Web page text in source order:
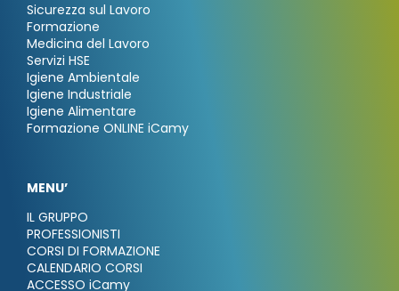
Sicurezza sul Lavoro
Formazione
Medicina del Lavoro
Servizi HSE
Igiene Ambientale
Igiene Industriale
Igiene Alimentare
Formazione ONLINE iCamy
MENU’
IL GRUPPO
PROFESSIONISTI
CORSI DI FORMAZIONE
CALENDARIO CORSI
ACCESSO iCamy